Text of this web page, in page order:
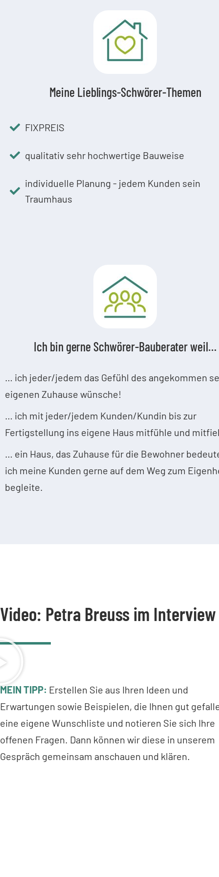
Meine Lieblings-Schwörer-Themen
FIXPREIS
qualitativ sehr hochwertige Bauweise
individuelle Planung - jedem Kunden sein
Traumhaus
Ich bin gerne Schwörer-Bauberater weil…
… ich jeder/jedem das Gefühl des angekommen
eigenen Zuhause wünsche!
… ich mit jeder/jedem Kunden/Kundin bis zur
Fertigstellung ins eigene Haus mitfühle und
… ein Haus, das Zuhause für die Bewohner
ich meine Kunden gerne auf dem Weg zum
begleite.
Video: Petra Breuss im Interview
MEIN TIPP: Erstellen Sie aus Ihren Ideen und
Erwartungen sowie Beispielen, die Ihnen gut
eine eigene Wunschliste und notieren Sie sich Ihre
offenen Fragen. Dann können wir diese in unserem
Gespräch gemeinsam anschauen und klären.